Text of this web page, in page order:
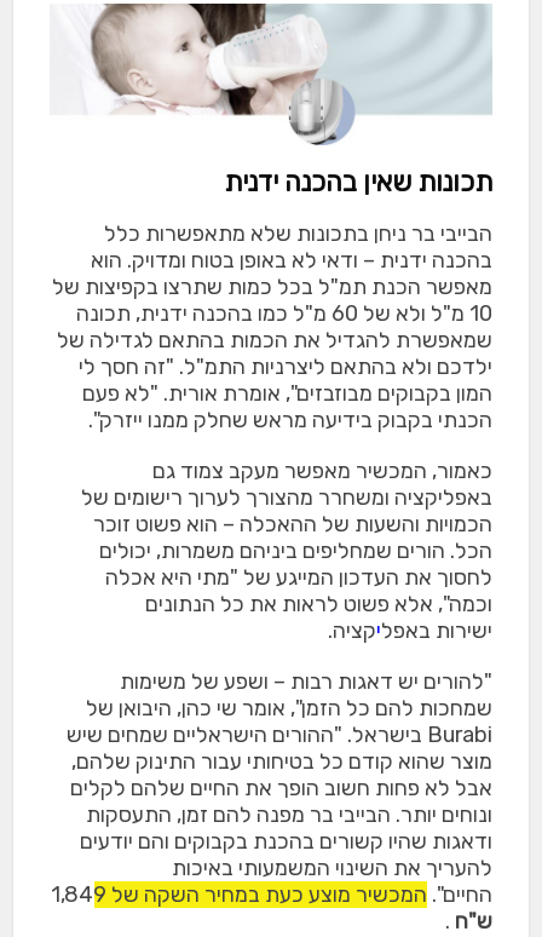
תכונות שאין בהכנה ידנית
הבייבי בר ניחן בתכונות שלא מתאפשרות כלל
בהכנה ידנית – ודאי לא באופן בטוח ומדויק. הוא
מאפשר הכנת תמ"ל בכל כמות שתרצו בקפיצות של
10 מ"ל ולא של 60 מ"ל כמו בהכנה ידנית, תכונה
שמאפשרת להגדיל את הכמות בהתאם לגדילה של
ילדכם ולא בהתאם ליצרניות התמ"ל. "זה חסך לי
המון בקבוקים מבוזבזים", אומרת אורית. "לא פעם
הכנתי בקבוק בידיעה מראש שחלק ממנו ייזרק".
כאמור, המכשיר מאפשר מעקב צמוד גם
באפליקציה ומשחרר מהצורך לערוך רישומים של
הכמויות והשעות של ההאכלה – הוא פשוט זוכר
הכל. הורים שמחליפים ביניהם משמרות, יכולים
לחסוך את העדכון המייגע של "מתי היא אכלה
וכמה", אלא פשוט לראות את כל הנתונים
ישירות באפליקציה.
"להורים יש דאגות רבות – ושפע של משימות
שמחכות להם כל הזמן", אומר שי כהן, היבואן של
Burabi בישראל. "ההורים הישראליים שמחים שיש
מוצר שהוא קודם כל בטיחותי עבור התינוק שלהם,
אבל לא פחות חשוב הופך את החיים שלהם לקלים
ונוחים יותר. הבייבי בר מפנה להם זמן, התעסקות
ודאגות שהיו קשורים בהכנת בקבוקים והם יודעים
להעריך את השינוי המשמעותי באיכות
החיים". המכשיר מוצע כעת במחיר השקה של 1,849
ש"ח .